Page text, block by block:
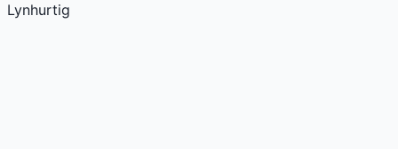
Lynhurtig